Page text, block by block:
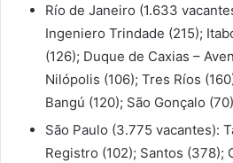
Río de Janeiro (1.633
Ingeniero Trindade (215);
(126); Duque de Caxias –
Nilópolis (106); Tres Ríos
Bangú (120); São Gonçalo
São Paulo (3.775 vacantes):
Registro (102); Santos (378);